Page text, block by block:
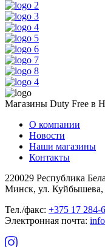
Магазины Duty Free в
О компании
Новости
Наши магазины
Контакты
220029 Республика
Минск, ул. Куйбышева,
Тел./факс: +375 17 284-
Электронная почта: